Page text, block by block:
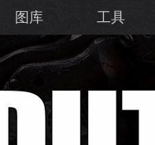
图库 工具